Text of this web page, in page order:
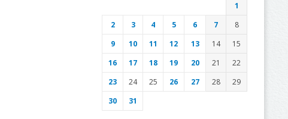
1
2
3 4 5 6 7
8
9
10 11 12 13 14
15
16
17 18 19 20 21
22
23
24 25 26 27 28
29
30
31